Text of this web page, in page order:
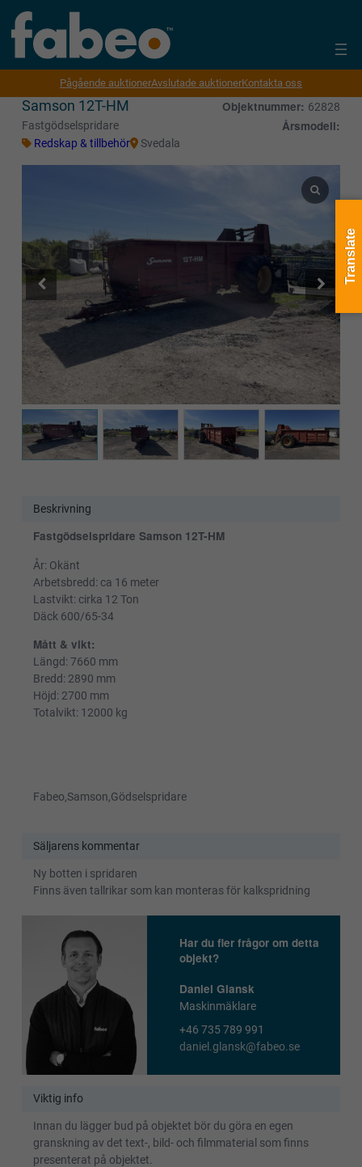
Pågående auktionerAvslutade auktionerKontakta oss
Samson 12T-HM Objektnummer: 62828
Fastgödselspridare
Årsmodell:
Redskap & tillbehör Svedala
Beskrivning
Fastgödselspridare Samson 12T-HM
År: Okänt
Arbetsbredd: ca 16 meter
Lastvikt: cirka 12 Ton
Däck 600/65-34
Mått & vikt:
Längd: 7660 mm
Bredd: 2890 mm
Höjd: 2700 mm
Totalvikt: 12000 kg
Fabeo,Samson,Gödselspridare
Säljarens kommentar
Ny botten i spridaren
Finns även tallrikar som kan monteras för kalkspridning
Har du fler frågor om detta
objekt?
Daniel Glansk
Maskinmäklare
+46 735 789 991
daniel.glansk@fabeo.se
Viktig info
Innan du lägger bud på objektet bör du göra en egen
granskning av det text-, bild- och filmmaterial som finns
presenterat på objektet.
Translate